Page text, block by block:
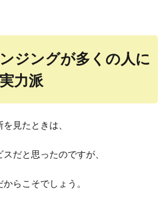
ジングが多くの人に
力派
見たときは、
だと思ったのですが、
らこそでしょう。